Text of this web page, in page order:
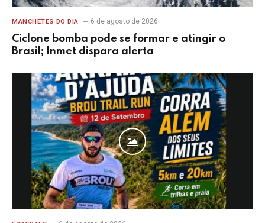
MANCHETES DO DIA 6 de agosto de 2026
Ciclone bomba pode se formar e atingir o
Brasil; Inmet dispara alerta